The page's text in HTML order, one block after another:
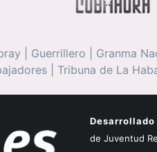
Guerrillero Granma
| Tribuna de La
Desarrollado
de Juventud